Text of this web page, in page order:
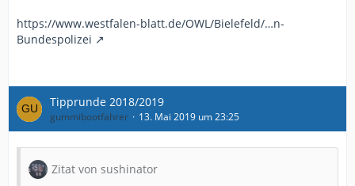
https://www.westfalen-blatt.de/OWL/Bielefeld/…n-
Bundespolizei
Tipprunde 2018/2019
gummibootfahrer 13. Mai 2019 um 23:25
Zitat von sushinator